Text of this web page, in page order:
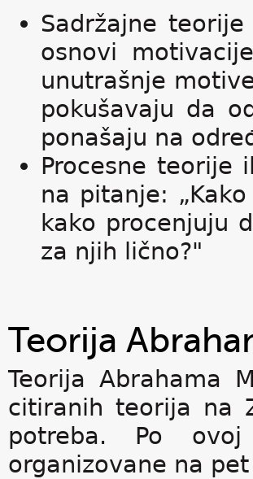
Sadržajne
osnovi
unutrašnje
pokušavaju da
ponašaju na
Procesne teorije
na pitanje:
kako procenjuju
za njih lično?"
Teorija
Teorija Abrahama
citiranih teorija na
potreba. Po
organizovane na